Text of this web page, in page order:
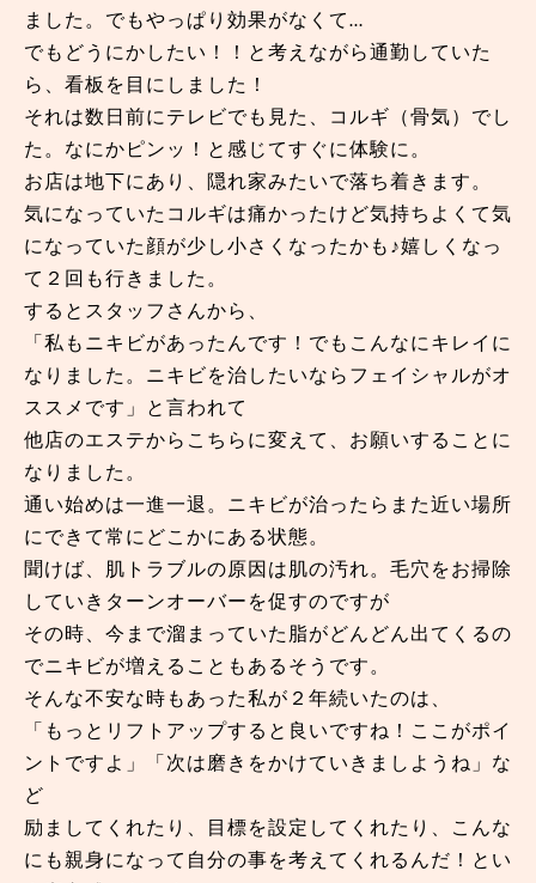
ました。でもやっぱり効果がなくて…
でもどうにかしたい！！と考えながら通勤していた
ら、看板を目にしました！
それは数日前にテレビでも見た、コルギ（骨気）でし
た。なにかピンッ！と感じてすぐに体験に。
お店は地下にあり、隠れ家みたいで落ち着きます。
気になっていたコルギは痛かったけど気持ちよくて気
になっていた顔が少し小さくなったかも♪嬉しくなっ
て２回も行きました。
するとスタッフさんから、
「私もニキビがあったんです！でもこんなにキレイに
なりました。ニキビを治したいならフェイシャルがオ
ススメです」と言われて
他店のエステからこちらに変えて、お願いすることに
なりました。
通い始めは一進一退。ニキビが治ったらまた近い場所
にできて常にどこかにある状態。
聞けば、肌トラブルの原因は肌の汚れ。毛穴をお掃除
していきターンオーバーを促すのですが
その時、今まで溜まっていた脂がどんどん出てくるの
でニキビが増えることもあるそうです。
そんな不安な時もあった私が２年続いたのは、
「もっとリフトアップすると良いですね！ここがポイ
ントですよ」「次は磨きをかけていきましようね」な
ど
励ましてくれたり、目標を設定してくれたり、こんな
にも親身になって自分の事を考えてくれるんだ！とい